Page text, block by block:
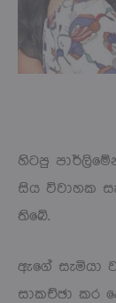
හිටපු
සිය විවාහක
තිබේ.
ඇගේ සැමියා
සාකච්ඡා කර